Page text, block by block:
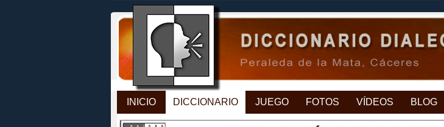
INICIO DICCIONARIO JUEGO FOTOS VÍDEOS BLOG